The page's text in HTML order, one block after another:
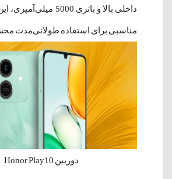
داخلی بالا و باتری 5000
مناسبی برای استفاده طولانی‌مدت
دوربین Honor Play10